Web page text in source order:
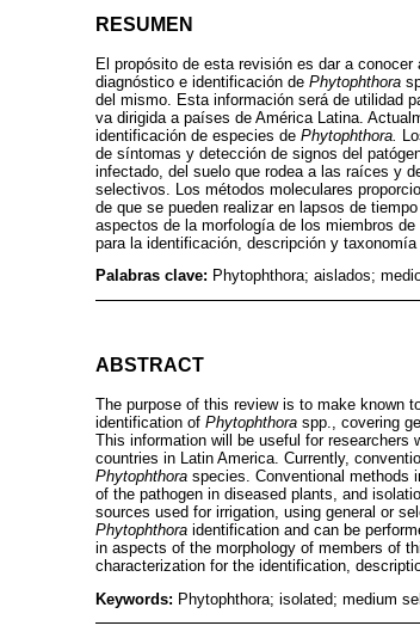
RESUMEN
El propósito de esta revisión es dar a
diagnóstico e identificación de Phytophthora
del mismo. Esta información será de utilidad
va dirigida a países de América Latina.
identificación de especies de Phytophthora.
de síntomas y detección de signos del
infectado, del suelo que rodea a las raíces y
selectivos. Los métodos moleculares
de que se pueden realizar en lapsos de
aspectos de la morfología de los miembros
para la identificación, descripción y taxonomía
Palabras clave: Phytophthora; aislados;
ABSTRACT
The purpose of this review is to make known
identification of Phytophthora spp., covering
This information will be useful for
countries in Latin America. Currently,
Phytophthora species. Conventional methods
of the pathogen in diseased plants, and
sources used for irrigation, using general or
Phytophthora identification and can be
in aspects of the morphology of members of
characterization for the identification,
Keywords: Phytophthora; isolated; medium